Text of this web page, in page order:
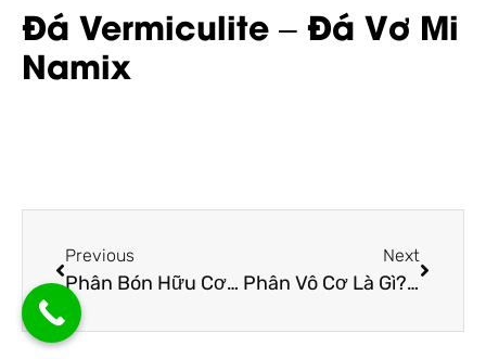
Đá Vermiculite – Đá Vơ Mi
Namix
Previous
Phân Bón Hữu Cơ Là Gì Và Những Ưu Điểm Vượt Trội
Next
Phân Vô Cơ Là Gì? Nên Sử Dụng Phân Vô Cơ Hay Hữu Cơ